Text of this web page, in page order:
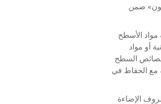
ضمن
مواد الأسطح
أو مواد
خصائص السطح
مع الحفاظ في
الإضاءة